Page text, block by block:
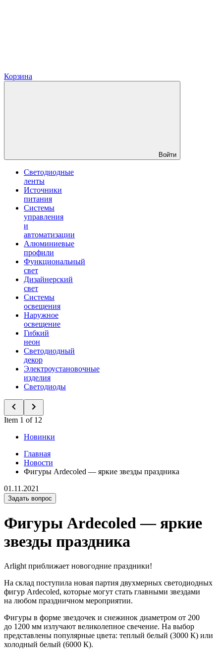
Корзина
Войти
Светодиодные
ленты
Источники
питания
Системы
управления
и
автоматизации
Алюминиевые
профили
Функциональный
свет
Дизайнерский
свет
Системы
освещения
Наружное
освещение
Гибкий
неон
Светодиодный
декор
Электроустановочные
изделия
Светодиоды
Item 1 of 12
Новинки
Главная
Новости
Фигуры Ardecoled — яркие звезды праздника
01.11.2021
Задать вопрос
Фигуры Ardecoled — яркие
звезды праздника
Arlight приближает новогодние праздники!
На склад поступила новая партия двухмерных светодиодных
фигур Ardecoled, которые могут стать главными звездами
на любом праздничном мероприятии.
Фигуры в форме звездочек и снежинок диаметром от 200
до 1200 мм излучают великолепное свечение. На выбор
представлены популярные цвета: теплый белый (3000 К) или
холодный белый (6000 К).